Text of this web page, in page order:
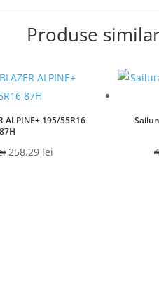
Produse
ALPINE+ 195/55R16
87H
Prețul
258.29 lei